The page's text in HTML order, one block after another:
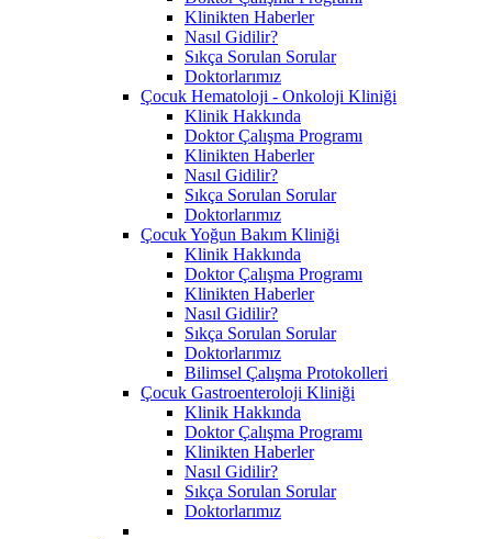
Klinikten Haberler
Nasıl Gidilir?
Sıkça Sorulan Sorular
Doktorlarımız
Çocuk Hematoloji - Onkoloji Kliniği
Klinik Hakkında
Doktor Çalışma Programı
Klinikten Haberler
Nasıl Gidilir?
Sıkça Sorulan Sorular
Doktorlarımız
Çocuk Yoğun Bakım Kliniği
Klinik Hakkında
Doktor Çalışma Programı
Klinikten Haberler
Nasıl Gidilir?
Sıkça Sorulan Sorular
Doktorlarımız
Bilimsel Çalışma Protokolleri
Çocuk Gastroenteroloji Kliniği
Klinik Hakkında
Doktor Çalışma Programı
Klinikten Haberler
Nasıl Gidilir?
Sıkça Sorulan Sorular
Doktorlarımız